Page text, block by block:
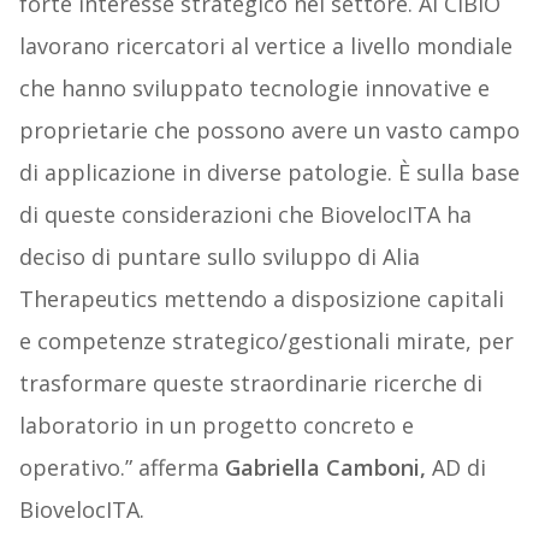
lavorano ricercatori al vertice a livello mondiale
che hanno sviluppato tecnologie innovative e
proprietarie che possono avere un vasto campo
di applicazione in diverse patologie. È sulla base
di queste considerazioni che BiovelocITA ha
deciso di puntare sullo sviluppo di Alia
Therapeutics mettendo a disposizione capitali
e competenze strategico/gestionali mirate, per
trasformare queste straordinarie ricerche di
laboratorio in un progetto concreto e
operativo.” afferma Gabriella Camboni, AD di
BiovelocITA.